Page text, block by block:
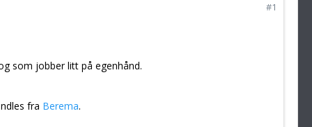
#1
som jobber litt på egenhånd.
fra Berema.